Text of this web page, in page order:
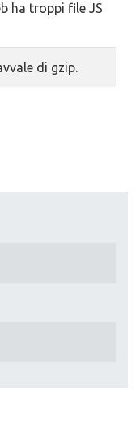
ha troppi file JS
di gzip.